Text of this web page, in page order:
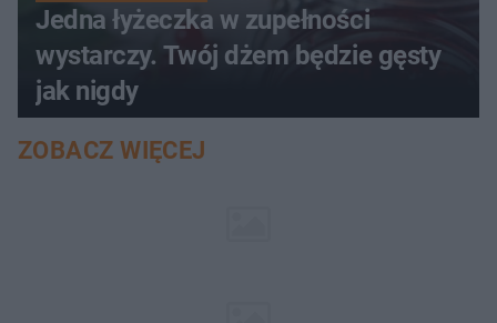
Jedna łyżeczka w zupełności
wystarczy. Twój dżem będzie gęsty
jak nigdy
ZOBACZ WIĘCEJ